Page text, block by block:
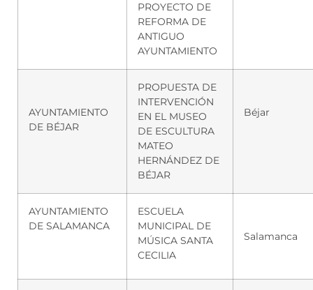
PROYECTO DE
REFORMA DE
ANTIGUO
AYUNTAMIENTO
AYUNTAMIENTO
DE BÉJAR
PROPUESTA DE
INTERVENCIÓN
EN EL MUSEO
DE ESCULTURA
MATEO
HERNÁNDEZ DE
BÉJAR
Béjar
AYUNTAMIENTO
DE SALAMANCA
ESCUELA
MUNICIPAL DE
MÚSICA SANTA
CECILIA
Salamanca